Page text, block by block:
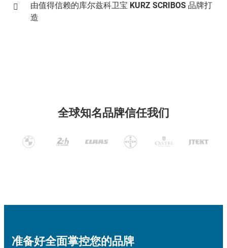
由值得信赖的库尔兹科卫宝 KURZ SCRIBOS 品牌打
造
全球知名品牌信任我们
准备好全面掌控您的品牌